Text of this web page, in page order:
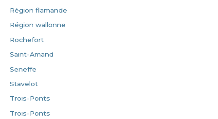
Région flamande
Région wallonne
Rochefort
Saint-Amand
Seneffe
Stavelot
Trois-Ponts
Trois-Ponts